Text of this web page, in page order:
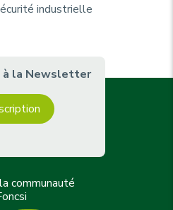
industrielle
à la Newsletter
communauté